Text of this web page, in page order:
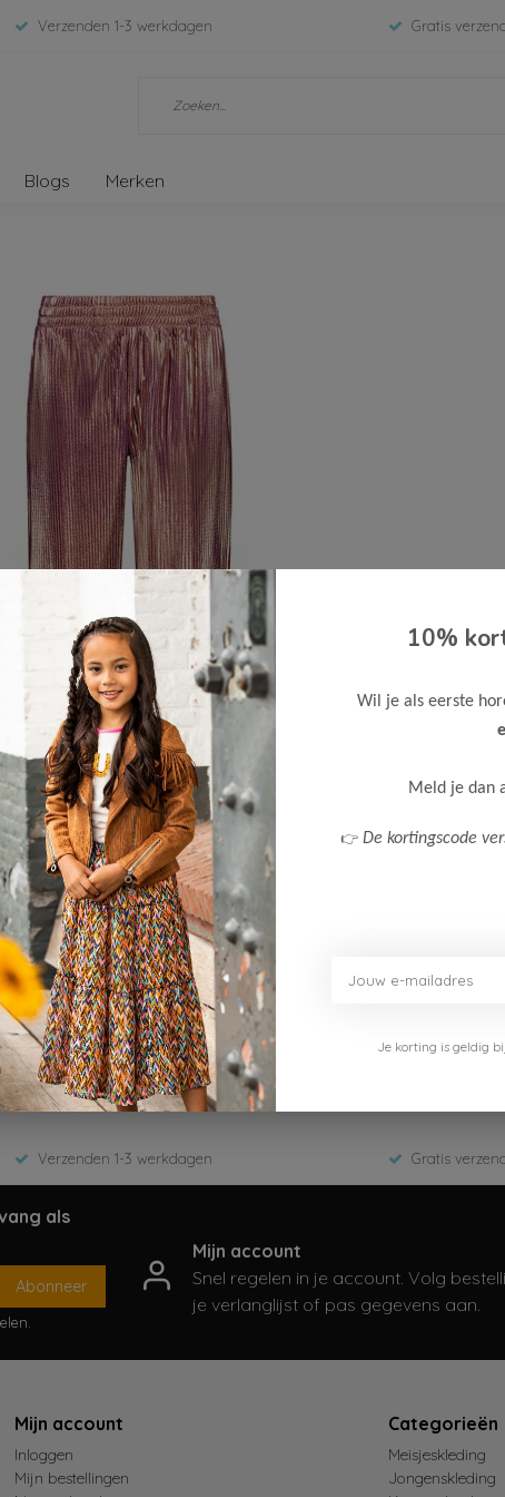
Verzenden 1-3 werkdagen Gratis
Blogs Merken
B.Nosy
Y508-5614-720-OLD GOLD
ED-Winter 2025
Verzenden 1-3 werkdagen Gratis
als
Abonneer
Mijn account
Snel regelen in je account. Volg
je verlanglijst of pas gegevens aan.
Mijn account
Inloggen
Mijn bestellingen
Categorieën
Meisjeskleding
Jongenskleding
10%
Wil je als eerste
Meld je dan
👉 De kortingscode
Je korting is geldig